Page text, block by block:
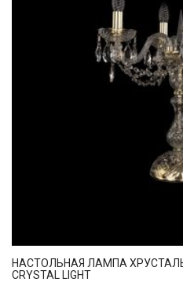
НАСТОЛЬНАЯ ЛАМПА
CRYSTAL LIGHT